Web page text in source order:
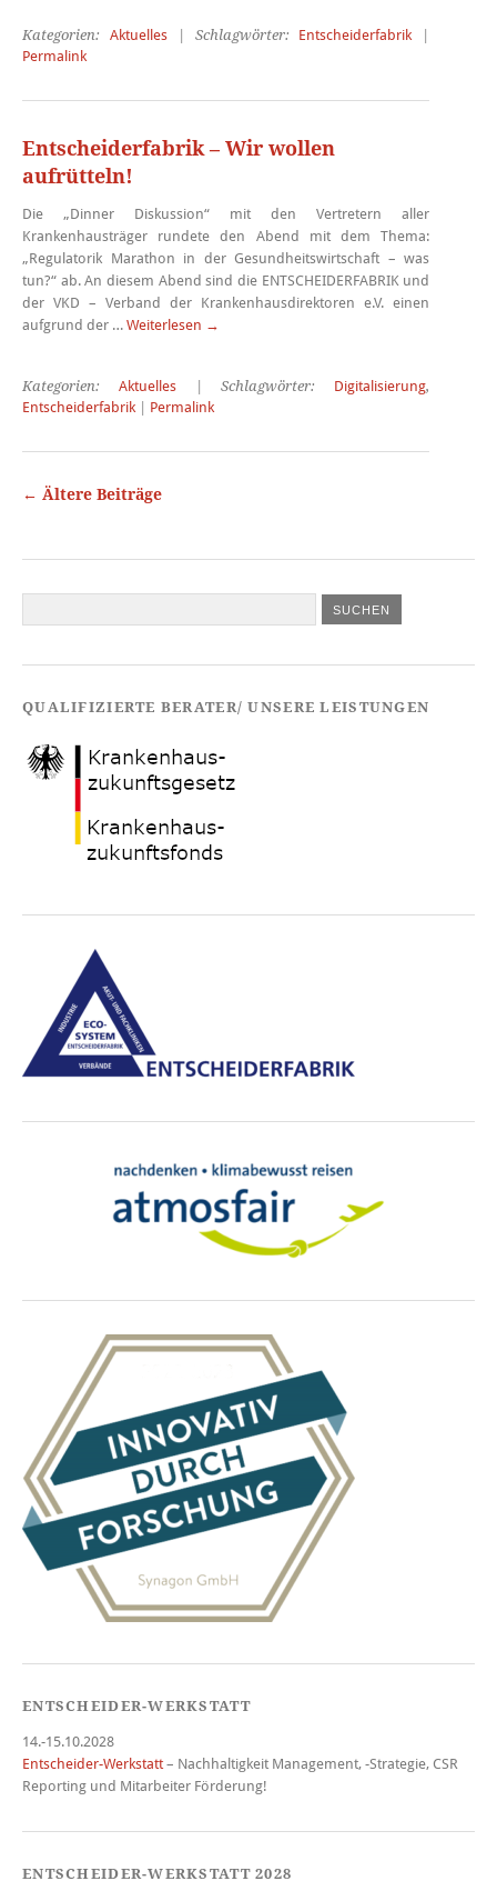
Kategorien: Aktuelles| Schlagwörter: Entscheiderfabrik |
Permalink
Entscheiderfabrik – Wir wollen
aufrütteln!
Die „Dinner Diskussion“ mit den Vertretern aller
Krankenhausträger rundete den Abend mit dem Thema:
„Regulatorik Marathon in der Gesundheitswirtschaft – was
tun?“ ab. An diesem Abend sind die ENTSCHEIDERFABRIK und
der VKD – Verband der Krankenhausdirektoren e.V. einen
aufgrund der … Weiterlesen →
Kategorien: Aktuelles| Schlagwörter: Digitalisierung,
Entscheiderfabrik | Permalink
← Ältere Beiträge
QUALIFIZIERTE BERATER/ UNSERE LEISTUNGEN
ENTSCHEIDER-WERKSTATT
14.-15.10.2028
Entscheider-Werkstatt – Nachhaltigkeit Management, -Strategie, CSR
Reporting und Mitarbeiter Förderung!
ENTSCHEIDER-WERKSTATT 2028